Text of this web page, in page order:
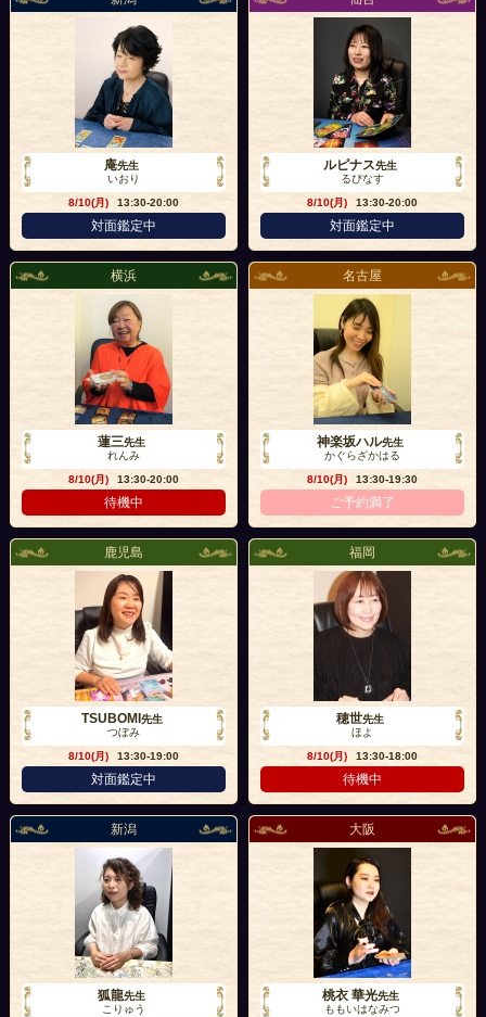
庵先生
いおり
8/10(月)
13:30-20:00
対面鑑定中
ルピナス先生
るぴなす
8/10(月)
13:30-20:00
対面鑑定中
横浜
蓮三先生
れんみ
8/10(月)
13:30-20:00
待機中
名古屋
神楽坂ハル先生
かぐらざかはる
8/10(月)
13:30-19:30
ご予約満了
鹿児島
TSUBOMI 先生
つぼみ
8/10(月)
13:30-19:00
対面鑑定中
福岡
穂世先生
ほよ
8/10(月)
13:30-18:00
待機中
新潟
狐龍先生
こりゅう
大阪
桃衣 華光先生
ももいはなみつ